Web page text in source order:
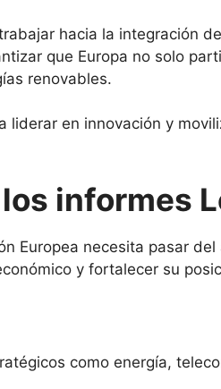
hacia la integración
que Europa no solo
renovables.
en innovación y
informes
Europea necesita pasar
y fortalecer su
como energía,